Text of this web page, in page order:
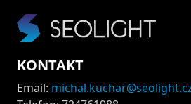
KONTAKT
Email: